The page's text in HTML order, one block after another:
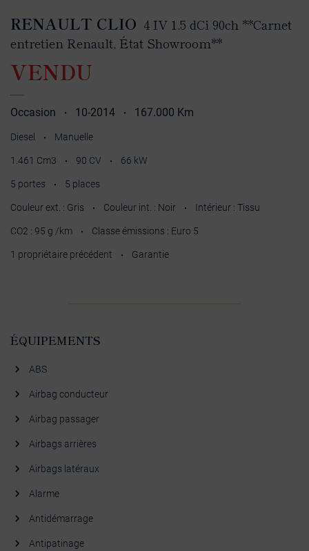
RENAULT CLIO 4 IV 1.5 dCi 90ch **Carnet
entretien Renault, État Showroom**
VENDU
Occasion • 10-2014 • 167.000 Km
Diesel • Manuelle
1.461 Cm3 • 90 CV • 66 kW
5 portes • 5 places
Couleur ext. : Gris • Couleur int. : Noir • Intérieur : Tissu
CO2 : 95 g /km • Classe émissions : Euro 5
1 propriétaire précédent • Garantie
ÉQUIPEMENTS
ABS
Airbag conducteur
Airbag passager
Airbags arrières
Airbags latéraux
Alarme
Antidémarrage
Antipatinage